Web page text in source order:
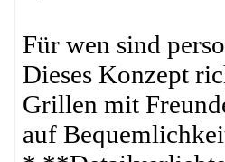
Für wen sind
Dieses Konzept
Grillen mit
auf